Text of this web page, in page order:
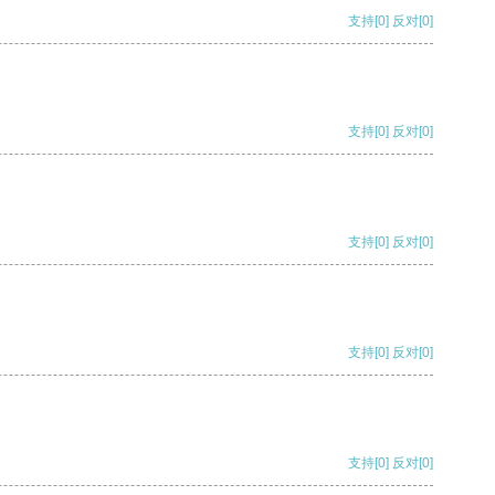
支持[0] 反对[0]
支持[0] 反对[0]
支持[0] 反对[0]
支持[0] 反对[0]
支持[0] 反对[0]